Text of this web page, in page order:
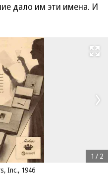
дало им эти имена. И
Развернуть
Inc., 1946
1 / 2